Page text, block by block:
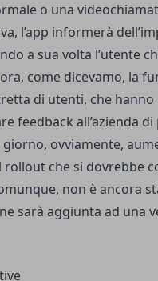
o una
l’app informerà
a sua volta l’utente
come dicevamo, la
di utenti, che
feedback all’azienda
giorno, ovviamente,
che si dovrebbe
non è ancora
sarà aggiunta ad una